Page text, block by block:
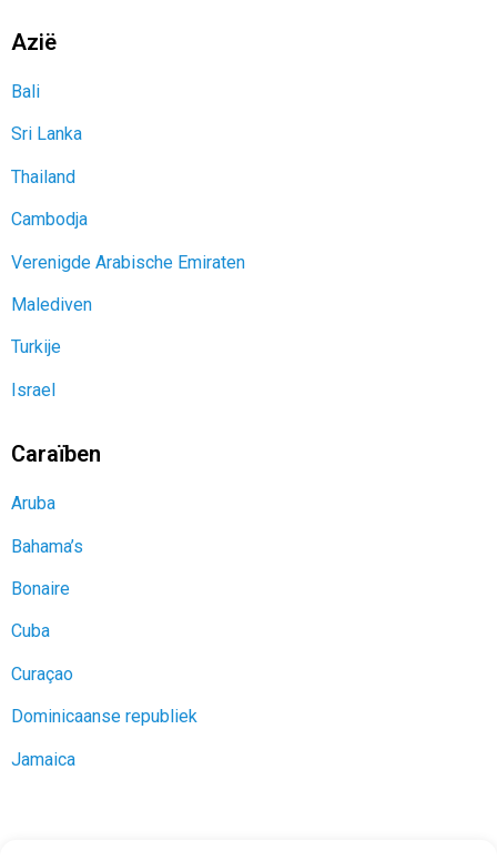
Azië
Bali
Sri Lanka
Thailand
Cambodja
Verenigde Arabische Emiraten
Malediven
Turkije
Israel
Caraïben
Aruba
Bahama’s
Bonaire
Cuba
Curaçao
Dominicaanse republiek
Jamaica